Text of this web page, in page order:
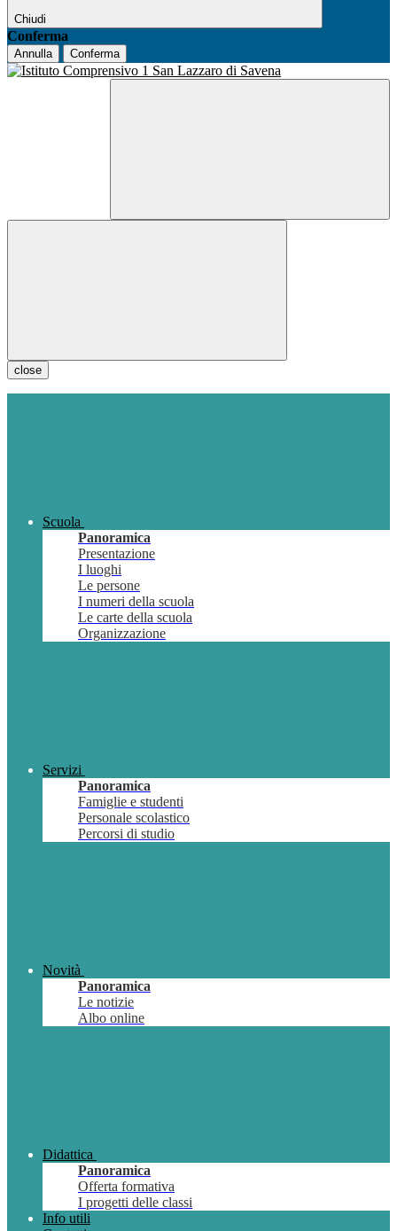
Chiudi
Conferma
Annulla Conferma
close
Scuola
Panoramica
Presentazione
I luoghi
Le persone
I numeri della scuola
Le carte della scuola
Organizzazione
Servizi
Panoramica
Famiglie e studenti
Personale scolastico
Percorsi di studio
Novità
Panoramica
Le notizie
Albo online
Didattica
Panoramica
Offerta formativa
I progetti delle classi
Info utili